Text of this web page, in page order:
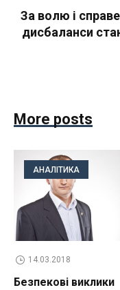
За волю і
дисбаланси
More posts
АНАЛІТИКА
14.03.2018
Безпекові виклики